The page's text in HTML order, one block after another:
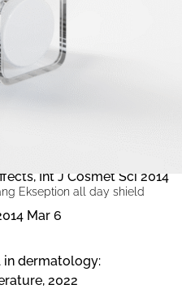
Ekseption all day shield
JE, Park SG, Kang NG.
Lipid Nanocarrier via
Topical Skin
Published
Int J Cosmet Sci 2014
Mar 6
in dermatology:
2022